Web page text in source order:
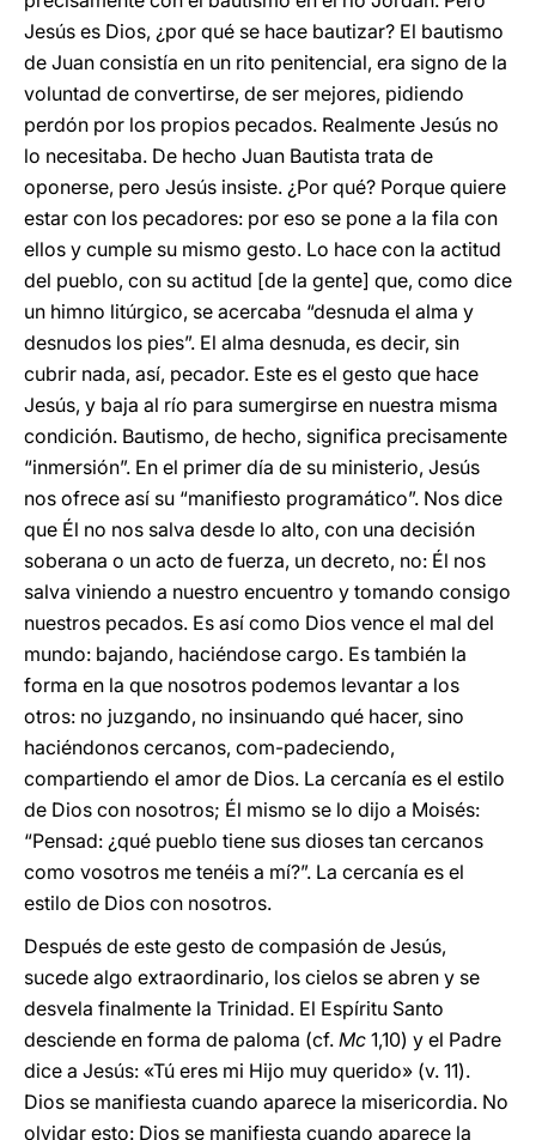
Jesús es Dios, ¿por qué se hace bautizar? El bautismo
de Juan consistía en un rito penitencial, era signo de la
voluntad de convertirse, de ser mejores, pidiendo
perdón por los propios pecados. Realmente Jesús no
lo necesitaba. De hecho Juan Bautista trata de
oponerse, pero Jesús insiste. ¿Por qué? Porque quiere
estar con los pecadores: por eso se pone a la fila con
ellos y cumple su mismo gesto. Lo hace con la actitud
del pueblo, con su actitud [de la gente] que, como dice
un himno litúrgico, se acercaba “desnuda el alma y
desnudos los pies”. El alma desnuda, es decir, sin
cubrir nada, así, pecador. Este es el gesto que hace
Jesús, y baja al río para sumergirse en nuestra misma
condición. Bautismo, de hecho, significa precisamente
“inmersión”. En el primer día de su ministerio, Jesús
nos ofrece así su “manifiesto programático”. Nos dice
que Él no nos salva desde lo alto, con una decisión
soberana o un acto de fuerza, un decreto, no: Él nos
salva viniendo a nuestro encuentro y tomando consigo
nuestros pecados. Es así como Dios vence el mal del
mundo: bajando, haciéndose cargo. Es también la
forma en la que nosotros podemos levantar a los
otros: no juzgando, no insinuando qué hacer, sino
haciéndonos cercanos, com-padeciendo,
compartiendo el amor de Dios. La cercanía es el estilo
de Dios con nosotros; Él mismo se lo dijo a Moisés:
“Pensad: ¿qué pueblo tiene sus dioses tan cercanos
como vosotros me tenéis a mí?”. La cercanía es el
estilo de Dios con nosotros.
Después de este gesto de compasión de Jesús,
sucede algo extraordinario, los cielos se abren y se
desvela finalmente la Trinidad. El Espíritu Santo
desciende en forma de paloma (cf. Mc 1,10) y el Padre
dice a Jesús: «Tú eres mi Hijo muy querido» (v. 11).
Dios se manifiesta cuando aparece la misericordia. No
olvidar esto: Dios se manifiesta cuando aparece la